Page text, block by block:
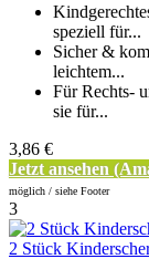
speziell für...
Sicher &
leichtem...
Für Rechts-
sie für...
3,86 €
Jetzt ansehen
möglich / siehe Footer
3
2 Stück